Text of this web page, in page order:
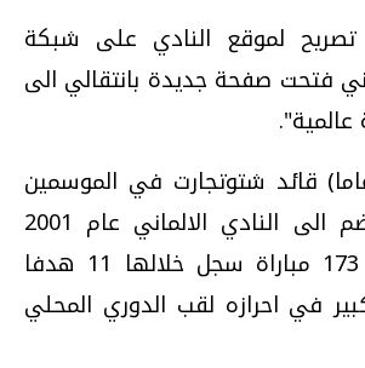
لموقع النادي على شبكة
فتحت صفحة جديدة بانتقالي الى
عالمية".
ميرا (30 عاما) قائد شتوتجارت في الموسمين
الماضيين قد انضم الى النادي الالماني عام 2001
حيث خاض معه 173 مباراة سجل خلالها 11 هدفا
في احرازه لقب الدوري المحلي